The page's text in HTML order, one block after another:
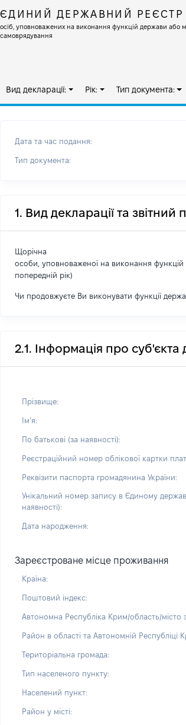
ЄДИНИЙ ДЕРЖАВНИЙ РЕЄСТР
осіб, уповноважених на виконання функцій держави або
самоврядування
Вид декларації: Рік: Тип документа:
Дата та час подання:
Тип документа:
1. Вид декларації та звітний
Щорічна
особи, уповноваженої на виконання
попередній рік)
Чи продовжуєте Ви виконувати функції
2.1. Інформація про суб'єкта
Прізвище:
Імʼя:
По батькові (за наявності):
Реєстраційний номер облікової картки
Реквізити паспорта громадянина України:
Унікальний номер запису в Єдиному
наявності):
Дата народження:
Зареєстроване місце проживання
Країна:
Поштовий індекс:
Автономна Республіка Крим/область/місто
Район в області та Автономній Республіці
Територіальна громада:
Тип населеного пункту:
Населений пункт:
Район у місті: